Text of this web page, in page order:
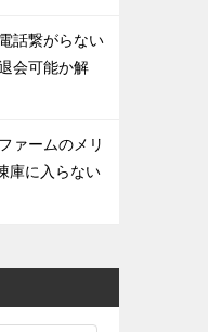
話繋がらない
会可能か解
ァームのメリ
庫に入らない